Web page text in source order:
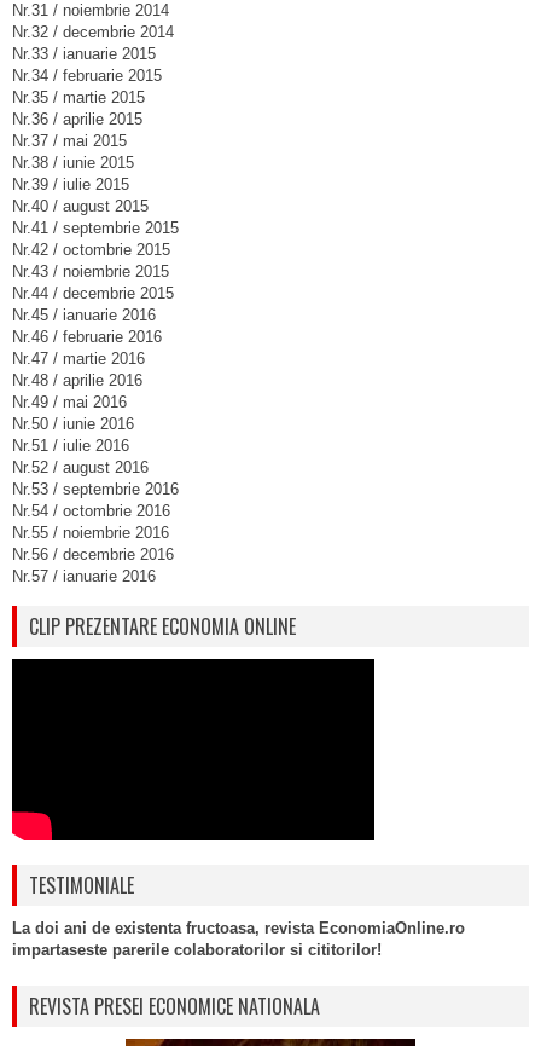
Nr.31 / noiembrie 2014
Nr.32 / decembrie 2014
Nr.33 / ianuarie 2015
Nr.34 / februarie 2015
Nr.35 / martie 2015
Nr.36 / aprilie 2015
Nr.37 / mai 2015
Nr.38 / iunie 2015
Nr.39 / iulie 2015
Nr.40 / august 2015
Nr.41 / septembrie 2015
Nr.42 / octombrie 2015
Nr.43 / noiembrie 2015
Nr.44 / decembrie 2015
Nr.45 / ianuarie 2016
Nr.46 / februarie 2016
Nr.47 / martie 2016
Nr.48 / aprilie 2016
Nr.49 / mai 2016
Nr.50 / iunie 2016
Nr.51 / iulie 2016
Nr.52 / august 2016
Nr.53 / septembrie 2016
Nr.54 / octombrie 2016
Nr.55 / noiembrie 2016
Nr.56 / decembrie 2016
Nr.57 / ianuarie 2016
CLIP PREZENTARE ECONOMIA ONLINE
TESTIMONIALE
La doi ani de existenta fructoasa, revista EconomiaOnline.ro
impartaseste parerile colaboratorilor si cititorilor!
REVISTA PRESEI ECONOMICE NATIONALA